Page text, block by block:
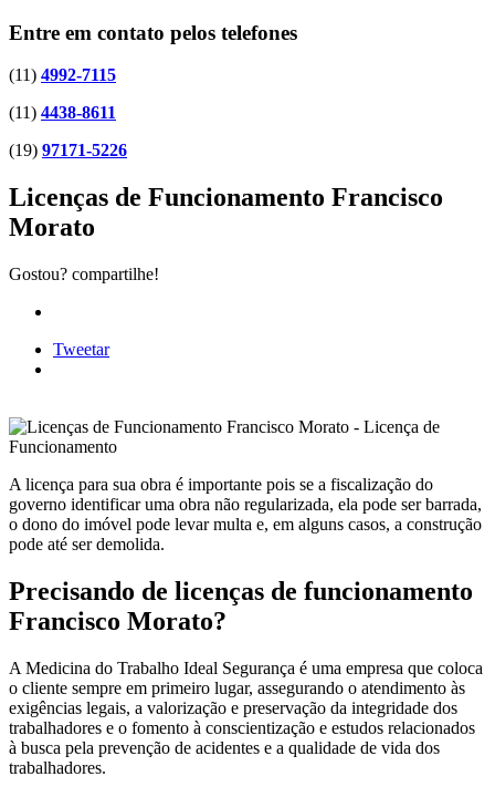
Entre em contato pelos telefones
(11) 4992-7115
(11) 4438-8611
(19) 97171-5226
Licenças de Funcionamento Francisco
Morato
Gostou? compartilhe!
Tweetar
A licença para sua obra é importante pois se a fiscalização do
governo identificar uma obra não regularizada, ela pode ser barrada,
o dono do imóvel pode levar multa e, em alguns casos, a construção
pode até ser demolida.
Precisando de licenças de funcionamento
Francisco Morato?
A Medicina do Trabalho Ideal Segurança é uma empresa que coloca
o cliente sempre em primeiro lugar, assegurando o atendimento às
exigências legais, a valorização e preservação da integridade dos
trabalhadores e o fomento à conscientização e estudos relacionados
à busca pela prevenção de acidentes e a qualidade de vida dos
trabalhadores.